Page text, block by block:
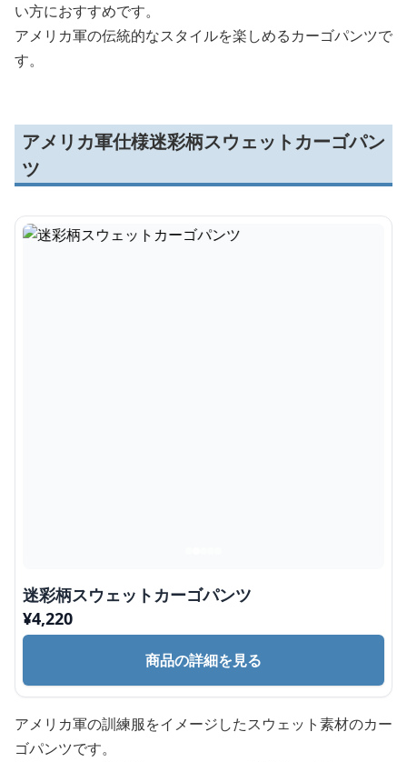
い方におすすめです。
アメリカ軍の伝統的なスタイルを楽しめるカーゴパンツで
す。
アメリカ軍仕様迷彩柄スウェットカーゴパン
ツ
迷彩柄スウェットカーゴパンツ
¥4,220
商品の詳細を見る
アメリカ軍の訓練服をイメージしたスウェット素材のカー
ゴパンツです。